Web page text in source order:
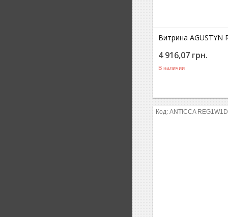
Витрина AGUSTYN
4 916,07 грн.
В наличии
ANTICCA